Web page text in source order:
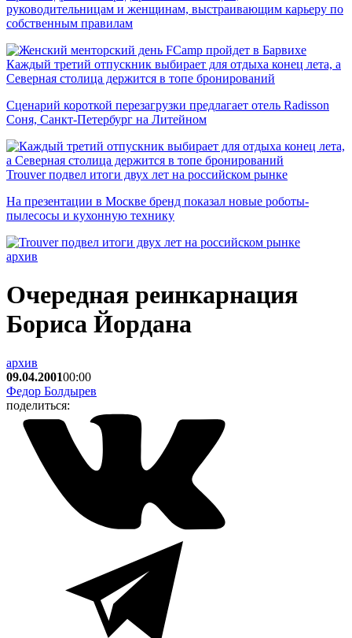
руководительницам и женщинам, выстраивающим карьеру по
собственным правилам
Каждый третий отпускник выбирает для отдыха конец лета, а
Северная столица держится в топе бронирований
Сценарий короткой перезагрузки предлагает отель Radisson
Соня, Санкт-Петербург на Литейном
Trouver подвел итоги двух лет на российском рынке
На презентации в Москве бренд показал новые роботы-
пылесосы и кухонную технику
архив
Очередная реинкарнация
Бориса Йордана
архив
09.04.200100:00
Федор Болдырев
поделиться: